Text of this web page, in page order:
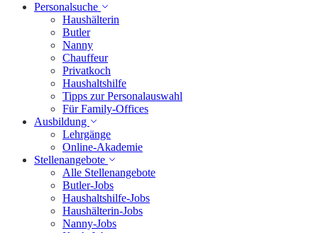
Personalsuche
Haushälterin
Butler
Nanny
Chauffeur
Privatkoch
Haushaltshilfe
Tipps zur Personalauswahl
Für Family-Offices
Ausbildung
Lehrgänge
Online-Akademie
Stellenangebote
Alle Stellenangebote
Butler-Jobs
Haushaltshilfe-Jobs
Haushälterin-Jobs
Nanny-Jobs